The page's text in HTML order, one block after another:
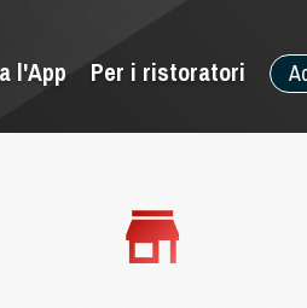
Per i ristoratori
l'App